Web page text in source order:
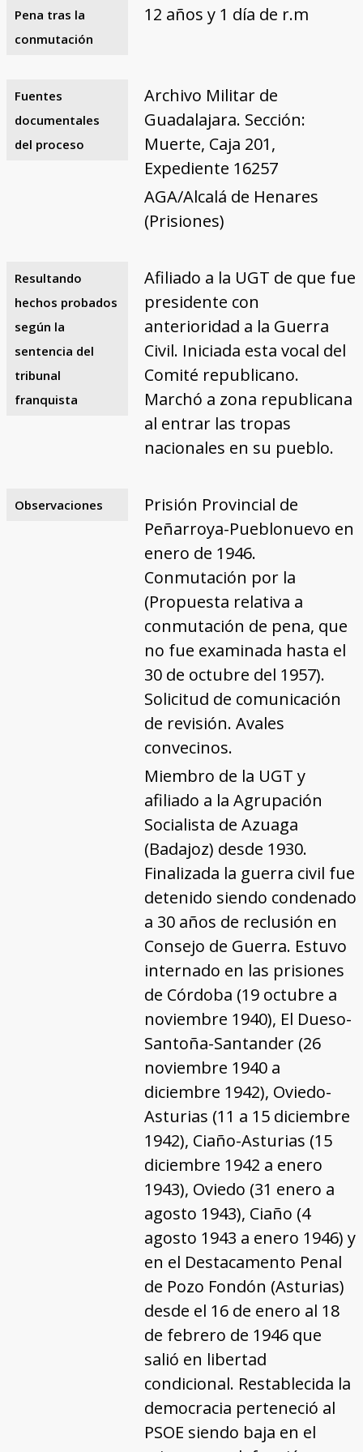
Pena tras la
conmutación
12 años y 1 día de r.m
Fuentes
documentales
del proceso
Archivo Militar de
Guadalajara. Sección:
Muerte, Caja 201,
Expediente 16257
AGA/Alcalá de Henares
(Prisiones)
Resultando
hechos probados
según la
sentencia del
tribunal
franquista
Afiliado a la UGT de que fue
presidente con
anterioridad a la Guerra
Civil. Iniciada esta vocal del
Comité republicano.
Marchó a zona republicana
al entrar las tropas
nacionales en su pueblo.
Observaciones
Prisión Provincial de
Peñarroya-Pueblonuevo en
enero de 1946.
Conmutación por la
(Propuesta relativa a
conmutación de pena, que
no fue examinada hasta el
30 de octubre del 1957).
Solicitud de comunicación
de revisión. Avales
convecinos.
Miembro de la UGT y
afiliado a la Agrupación
Socialista de Azuaga
(Badajoz) desde 1930.
Finalizada la guerra civil fue
detenido siendo condenado
a 30 años de reclusión en
Consejo de Guerra. Estuvo
internado en las prisiones
de Córdoba (19 octubre a
noviembre 1940), El Dueso-
Santoña-Santander (26
noviembre 1940 a
diciembre 1942), Oviedo-
Asturias (11 a 15 diciembre
1942), Ciaño-Asturias (15
diciembre 1942 a enero
1943), Oviedo (31 enero a
agosto 1943), Ciaño (4
agosto 1943 a enero 1946) y
en el Destacamento Penal
de Pozo Fondón (Asturias)
desde el 16 de enero al 18
de febrero de 1946 que
salió en libertad
condicional. Restablecida la
democracia perteneció al
PSOE siendo baja en el